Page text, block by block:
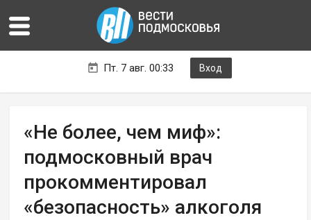
Пт. 7 авг. 00:33 Вход
«Не более, чем миф»:
подмосковный врач
прокомментировал
«безопасность» алкоголя